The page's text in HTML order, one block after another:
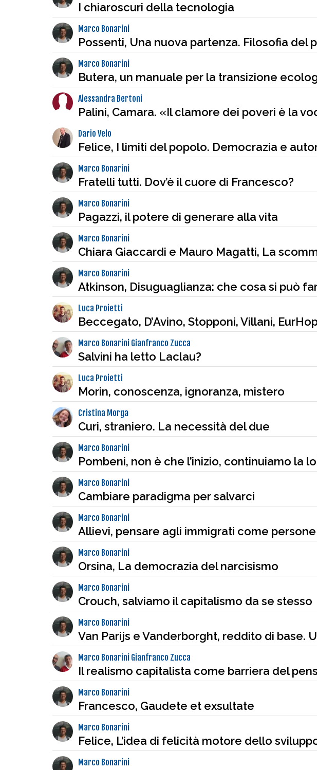
I chiaroscuri della tecnologia
Marco Bonarini
Possenti, Una nuova partenza. Filosofia del
Marco Bonarini
Butera, un manuale per la transizione
Alessandra Bertoni
Palini, Camara. «Il clamore dei poveri è la
Dario Velo
Felice, I limiti del popolo. Democrazia e
Marco Bonarini
Fratelli tutti. Dov’è il cuore di Francesco?
Marco Bonarini
Pagazzi, il potere di generare alla vita
Marco Bonarini
Chiara Giaccardi e Mauro Magatti, La
Marco Bonarini
Atkinson, Disuguaglianza: che cosa si può
Luca Proietti
Beccegato, D’Avino, Stopponi, Villani,
Marco Bonarini Gianfranco Zucca
Salvini ha letto Laclau?
Luca Proietti
Morin, conoscenza, ignoranza, mistero
Cristina Morga
Curi, straniero. La necessità del due
Marco Bonarini
Pombeni, non è che l’inizio, continuiamo la
Marco Bonarini
Cambiare paradigma per salvarci
Marco Bonarini
Allievi, pensare agli immigrati come persone
Marco Bonarini
Orsina, La democrazia del narcisismo
Marco Bonarini
Crouch, salviamo il capitalismo da se stesso
Marco Bonarini
Van Parijs e Vanderborght, reddito di base.
Marco Bonarini Gianfranco Zucca
Il realismo capitalista come barriera del
Marco Bonarini
Francesco, Gaudete et exsultate
Marco Bonarini
Felice, L’idea di felicità motore dello
Marco Bonarini